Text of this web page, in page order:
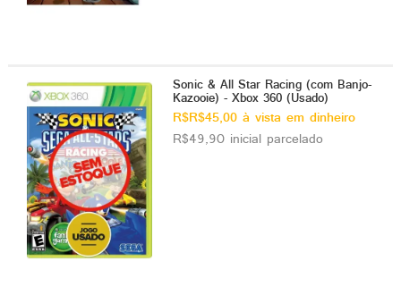
Sonic & All Star Racing (com Banjo-
Kazooie) - Xbox 360 (Usado)
R$R$45,00 à vista em dinheiro
R$49,90 inicial parcelado